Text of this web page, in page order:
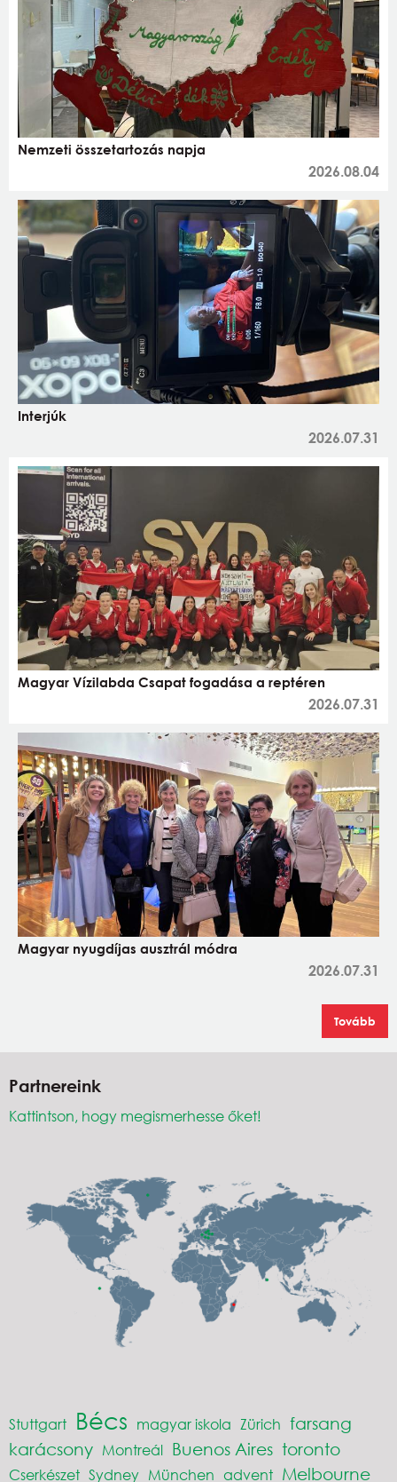
Nemzeti összetartozás napja
2026.08.04
Interjúk
2026.07.31
Magyar Vízilabda Csapat fogadása a reptéren
2026.07.31
Magyar nyugdíjas ausztrál módra
2026.07.31
Tovább
Partnereink
Kattintson, hogy megismerhesse őket!
Stuttgart Bécs magyar iskola Zürich farsang
karácsony Montreál Buenos Aires toronto
Cserkészet Sydney München advent Melbourne